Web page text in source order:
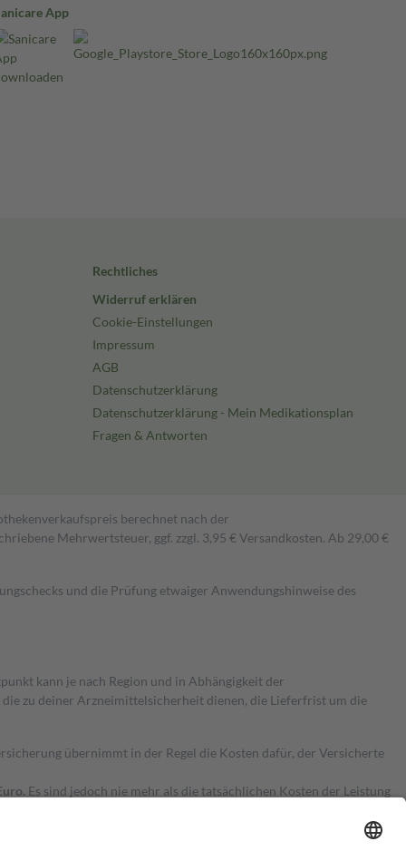
App
Rechtliches
Widerruf erklären
Cookie-Einstellungen
Impressum
AGB
Datenschutzerklärung
Datenschutzerklärung - Mein Medikationsplan
Fragen & Antworten
berechnet nach der
Mehrwertsteuer, ggf. zzgl. 3,95 € Versandkosten. Ab 29,00 €
und die Prüfung etwaiger Anwendungshinweise des
kann je nach Region und in Abhängigkeit der
zu deiner Arzneimittelsicherheit dienen, die Lieferfrist um die
übernimmt in der Regel die Kosten dafür, der Versicherte
Es sind jedoch nie mehr als die tatsächlichen Kosten der Leistung